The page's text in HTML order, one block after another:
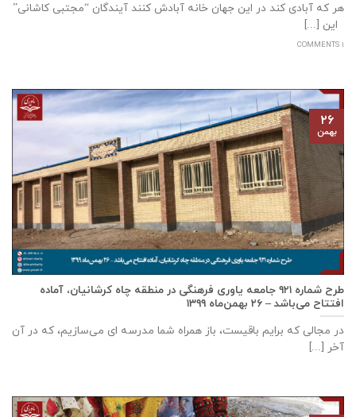
هر که آبادی کند در این جهان خانه آبادش کنند آیندگان “مجتبی کاشانی”
این [...]
1 COMMENTS
طرح شماره ۹۲۱ جامعه ياوری فرهنگی در منطقه چاه کرشانیان، آماده
افتتاح می‌باشد – ۲۶ بهمن‌ماه ۱۳۹۹
در مجالی که برایم باقیست، باز همراه شما مدرسه ای می‌سازیم، که در آن
آخر [...]
۲۶
بهمن